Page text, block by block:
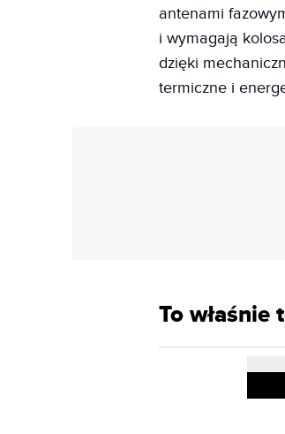
antenami
i wymagają
dzięki
termiczne i
To właśnie